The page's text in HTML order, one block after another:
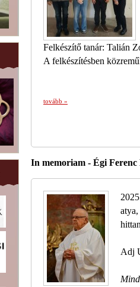
Felkészítő tanár: Talián
A felkészítésben
tovább »
In memoriam - Égi
Adj